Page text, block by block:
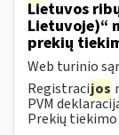
Lietuvos
Lietuvoje)“
prekių
Web turinio
Registracijos
PVM
Prekių tiekimo